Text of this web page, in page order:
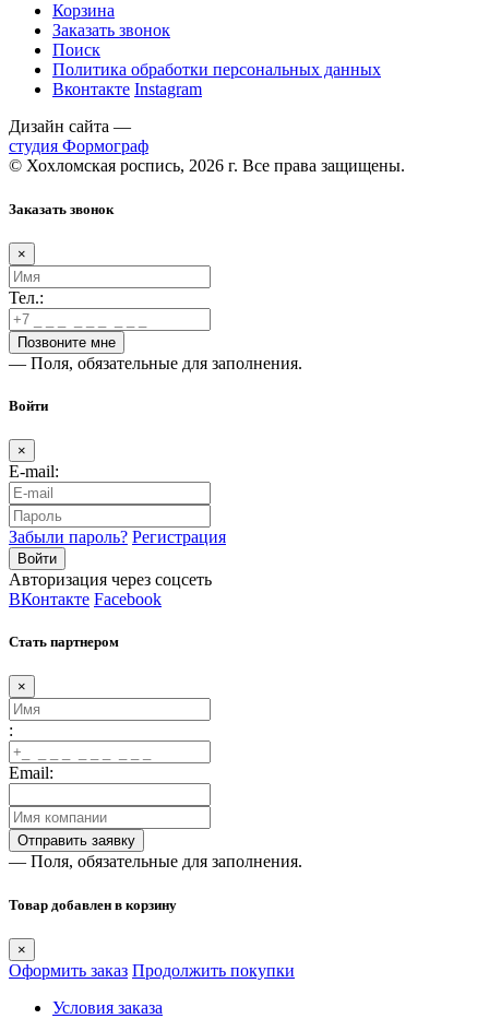
Корзина
Заказать звонок
Поиск
Политика обработки персональных данных
Вконтакте Instagram
Дизайн сайта —
студия Формограф
© Хохломская роспись, 2026 г. Все права защищены.
Заказать звонок
×
Тел.:
— Поля, обязательные для заполнения.
Войти
×
E-mail:
Забыли пароль? Регистрация
Авторизация через соцсеть
ВКонтакте Facebook
Стать партнером
×
:
Email:
— Поля, обязательные для заполнения.
Товар добавлен в корзину
×
Оформить заказ Продолжить покупки
Условия заказа